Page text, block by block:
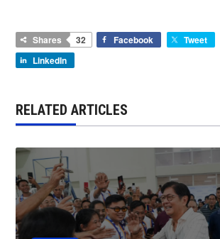
Shares 32 Facebook Tweet
LinkedIn
RELATED ARTICLES